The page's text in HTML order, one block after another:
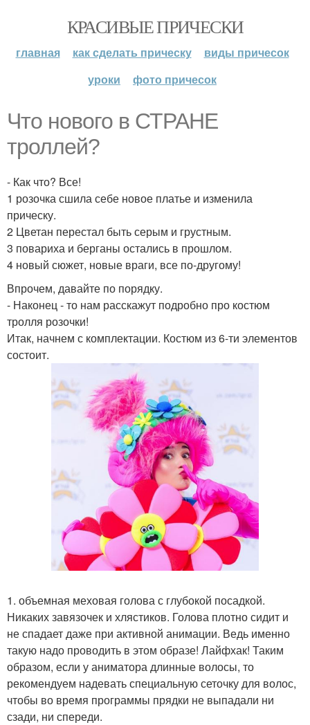
КРАСИВЫЕ ПРИЧЕСКИ
главная как сделать прическу
виды причесок
уроки
фото причесок
Что нового в СТРАНЕ
троллей?
- Как что? Все!
1 розочка сшила себе новое платье и изменила
прическу.
2 Цветан перестал быть серым и грустным.
3 повариха и берганы остались в прошлом.
4 новый сюжет, новые враги, все по-другому!
Впрочем, давайте по порядку.
- Наконец - то нам расскажут подробно про костюм
тролля розочки!
Итак, начнем с комплектации. Костюм из 6-ти элементов
состоит.
1. объемная меховая голова с глубокой посадкой.
Никаких завязочек и хлястиков. Голова плотно сидит и
не спадает даже при активной анимации. Ведь именно
такую надо проводить в этом образе! Лайфхак! Таким
образом, если у аниматора длинные волосы, то
рекомендуем надевать специальную сеточку для волос,
чтобы во время программы прядки не выпадали ни
сзади, ни спереди.